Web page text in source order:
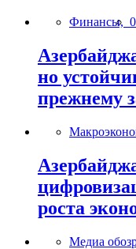
Финансы,
но
прежнему
роста
Медиа